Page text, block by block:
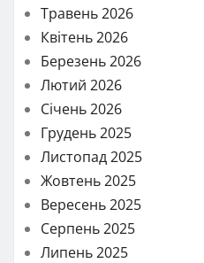
Травень 2026
Квітень 2026
Березень 2026
Лютий 2026
Січень 2026
Грудень 2025
Листопад 2025
Жовтень 2025
Вересень 2025
Серпень 2025
Липень 2025